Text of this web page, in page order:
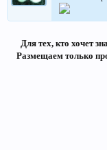
Для тех, кто хочет
Размещаем только